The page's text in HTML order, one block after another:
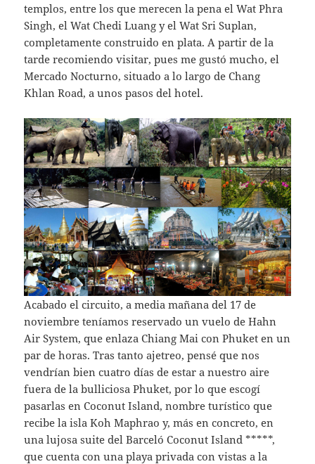
templos, entre los que merecen la pena el Wat Phra
Singh, el Wat Chedi Luang y el Wat Sri Suplan,
completamente construido en plata. A partir de la
tarde recomiendo visitar, pues me gustó mucho, el
Mercado Nocturno, situado a lo largo de Chang
Khlan Road, a unos pasos del hotel.
Acabado el circuito, a media mañana del 17 de
noviembre teníamos reservado un vuelo de Hahn
Air System, que enlaza Chiang Mai con Phuket en un
par de horas. Tras tanto ajetreo, pensé que nos
vendrían bien cuatro días de estar a nuestro aire
fuera de la bulliciosa Phuket, por lo que escogí
pasarlas en Coconut Island, nombre turístico que
recibe la isla Koh Maphrao y, más en concreto, en
una lujosa suite del Barceló Coconut Island *****,
que cuenta con una playa privada con vistas a la